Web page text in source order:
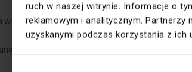
ruch w naszej witrynie. Informacje o
reklamowym i analitycznym. Partnerzy
uzyskanymi podczas korzystania z ich
wtykowego RJ12 6(6)